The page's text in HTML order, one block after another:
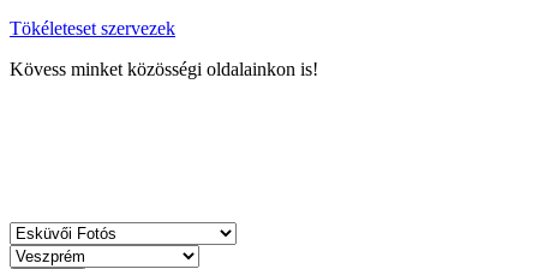
Tökéleteset szervezek
Kövess minket közösségi oldalainkon is!